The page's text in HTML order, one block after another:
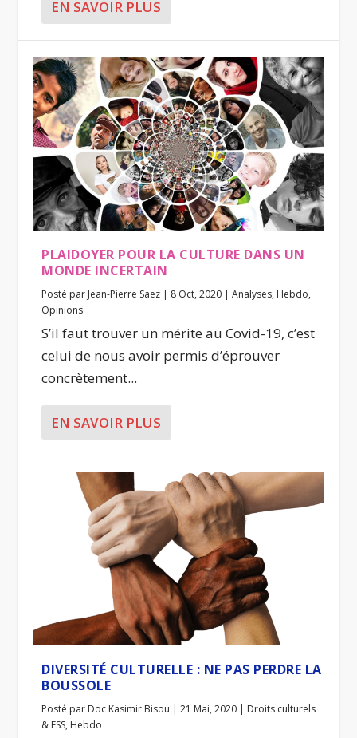
EN SAVOIR PLUS
PLAIDOYER POUR LA CULTURE DANS UN
MONDE INCERTAIN
Posté par Jean-Pierre Saez | 8 Oct, 2020 |Analyses, Hebdo,
Opinions
S’il faut trouver un mérite au Covid-19, c’est
celui de nous avoir permis d’éprouver
concrètement...
EN SAVOIR PLUS
DIVERSITÉ CULTURELLE : NE PAS PERDRE LA
BOUSSOLE
Posté par Doc Kasimir Bisou |21 Mai, 2020 | Droits culturels
& ESS, Hebdo